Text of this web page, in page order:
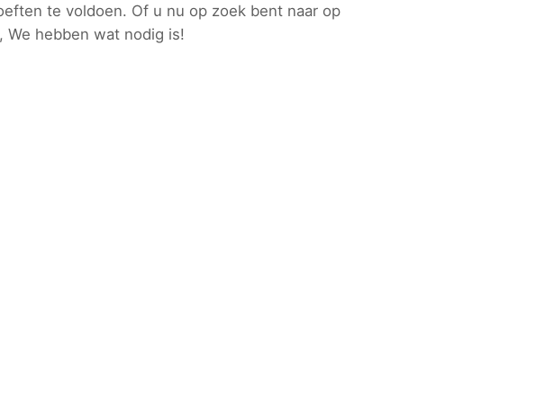
te voldoen. Of u nu op zoek bent naar op
We hebben wat nodig is!